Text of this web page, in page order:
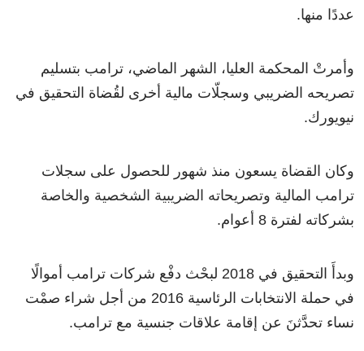
عددًا منها.
وأمرتْ المحكمة العليا، الشهر الماضي، ترامب بتسليم
تصريحه الضريبي وسجلّات مالية أخرى لقُضاة التحقيق في
نيويورك.
وكان القضاة يسعون منذ شهور للحصول على سجلات
ترامب المالية وتصريحاته الضريبية الشخصية والخاصة
بشركاته لفترة 8 أعوام.
وبدأَ التحقيق في 2018 لبحْث دفْع شركات ترامب أموالًا
في حملة الانتخابات الرئاسية 2016 من أجل شراء صمْت
نساء تحدَّثنَ عن إقامة علاقات جنسية مع ترامب.